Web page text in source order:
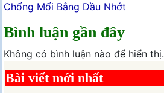
Chống Mối Bằng Dầu Nhớt
Bình luận gần đây
Không có bình luận nào để hiển thị.
Bài viết mới nhất